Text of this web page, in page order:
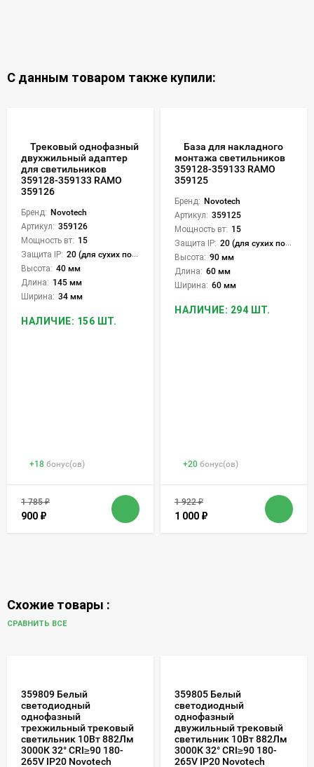
С данным товаром также купили:
Трековый однофазный
двухжильный адаптер
для светильников
359128-359133 RAMO
359126
Бренд: Novotech
Артикул: 359126
Мощность вт: 15
Защита IP: 20 (для сухих пом.)
Высота: 40 мм
Длина: 145 мм
Ширина: 34 мм
НАЛИЧИЕ: 156 ШТ.
+18 бонус(ов)
1 785₽
900 ₽
База для накладного
монтажа светильников
359128-359133 RAMO
359125
Бренд: Novotech
Артикул: 359125
Мощность вт: 15
Защита IP: 20 (для сухих пом.)
Высота: 90 мм
Длина: 60 мм
Ширина: 60 мм
НАЛИЧИЕ: 294 ШТ.
+20 бонус(ов)
1 922₽
1 000 ₽
Схожие товары :
СРАВНИТЬ ВСЕ
359809 Белый
светодиодный
однофазный
трехжильный трековый
светильник 10Вт 882Лм
3000К 32° CRI≥90 180-
265V IP20 Novotech
359805 Белый
светодиодный
однофазный
двужильный трековый
светильник 10Вт 882Лм
3000К 32° CRI≥90 180-
265V IP20 Novotech